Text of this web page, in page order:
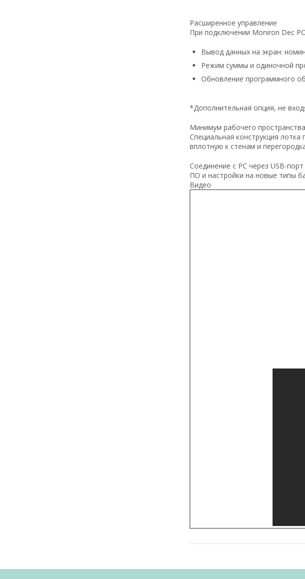
Расширенное управление
При подключении Moniron Dec
Вывод данных на экран:
Режим суммы и одиночной
Обновление программного
*Дополнительная опция, не
Минимум рабочего пространства
Специальная конструкция лотка
вплотную к стенам и
Соединение с PC через USB-
ПО и настройки на новые типы
Видео